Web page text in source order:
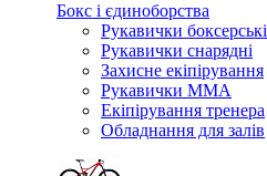
Бокс і єдиноборства
Рукавички боксерські
Рукавички снарядні
Захисне екіпірування
Рукавички ММА
Екіпірування тренера
Обладнання для залів